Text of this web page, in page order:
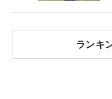
ランキ